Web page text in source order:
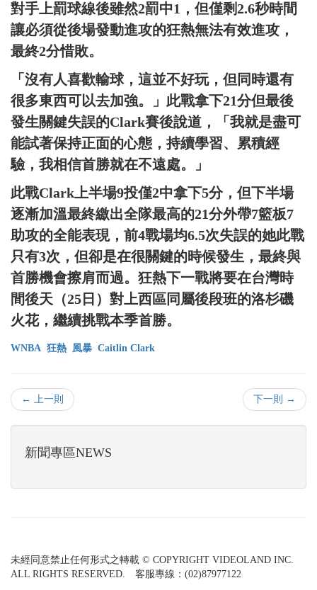
對手上罰球線後雖然2罰中1，但僅剩2.6秒時間
讓必須從後場發動進攻的狂熱無法有效進攻，
最終2分惜敗。
「沒有人喜歡輸球，這並不好玩，但同時還有
很多東西可以去加強。」此戰拿下21分但最後
發生關鍵失誤的Clark賽後說道，「我就是盡可
能試著保持正面的心態，持續學習、累積經
驗，我相信首勝就在不遠處。」
此戰Clark上半場9投僅2中拿下5分，但下半場
逐漸加溫最終繳出全隊最高的21分外帶7籃板7
助攻的全能表現，前4戰場均6.5次失誤的她此戰
只有3次，但卻是在很關鍵的時候發生，最終與
首勝機會擦肩而過。狂熱下一戰將要在台灣時
間後天（25日）對上西區同屬後段班的洛杉磯
火花，繼續挑戰本季首勝。
WNBA 狂熱 風暴 Caitlin Clark
← 上一則 下一則 →
新聞專區NEWS
未經同意禁止任何形式之轉載 © COPYRIGHT VIDEOLAND INC.
ALL RIGHTS RESERVED. 客服專線：(02)87977122